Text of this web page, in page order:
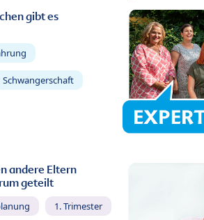
gibt es
Schwangerschaft
andere Eltern
geteilt
1. Trimester